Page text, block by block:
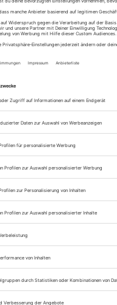
BeiKurzurlaub & Reisen
Interessen. In der
verzichtest aufsKiten, weil
Chef im Urlaubsring.
ist: keine Diskussionen!
kannst du dich völlig auf